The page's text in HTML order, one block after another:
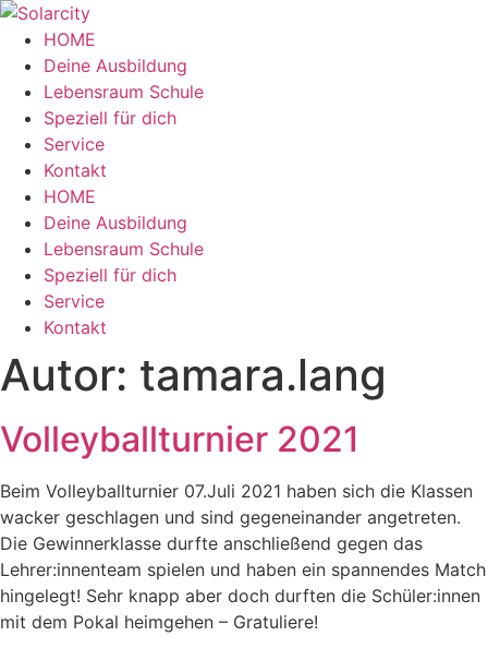
Zum
Inhalt
wechseln
HOME
Deine Ausbildung
Lebensraum Schule
Speziell für dich
Service
Kontakt
Menü HOME
Deine Ausbildung
Lebensraum Schule
Speziell für dich
Service
Kontakt
Autor: tamara.lang
Volleyballturnier 2021
Beim Volleyballturnier 07.Juli 2021 haben sich die Klassen
wacker geschlagen und sind gegeneinander angetreten.
Die Gewinnerklasse durfte anschließend gegen das
Lehrer:innenteam spielen und haben ein spannendes Match
hingelegt! Sehr knapp aber doch durften die Schüler:innen
mit dem Pokal heimgehen – Gratuliere!